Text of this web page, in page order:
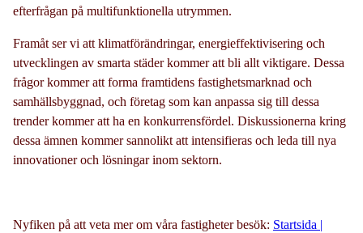
efterfrågan på multifunktionella utrymmen.
Framåt ser vi att klimatförändringar, energieffektivisering och
utvecklingen av smarta städer kommer att bli allt viktigare. Dessa
frågor kommer att forma framtidens fastighetsmarknad och
samhällsbyggnad, och företag som kan anpassa sig till dessa
trender kommer att ha en konkurrensfördel. Diskussionerna kring
dessa ämnen kommer sannolikt att intensifieras och leda till nya
innovationer och lösningar inom sektorn.
Nyfiken på att veta mer om våra fastigheter besök: Startsida |